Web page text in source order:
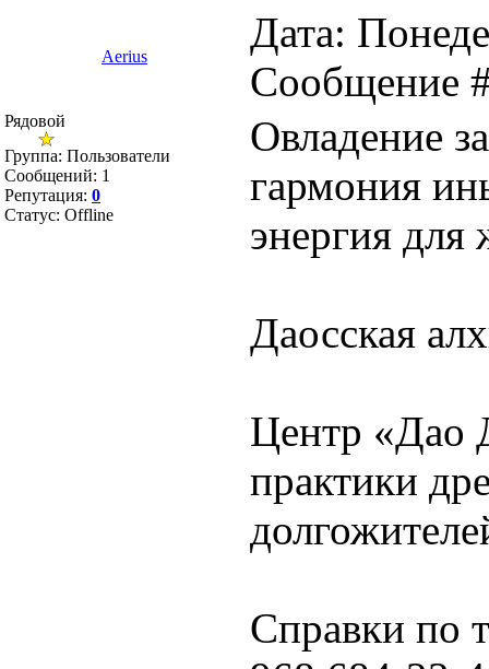
Aerius
Дата:
Сообщение
Рядовой
Группа: Пользователи
Сообщений: 1
Репутация: 0
Статус: Offline
Овладение
гармония
энергия
Даосская
Центр «Дао
практики
Справки по